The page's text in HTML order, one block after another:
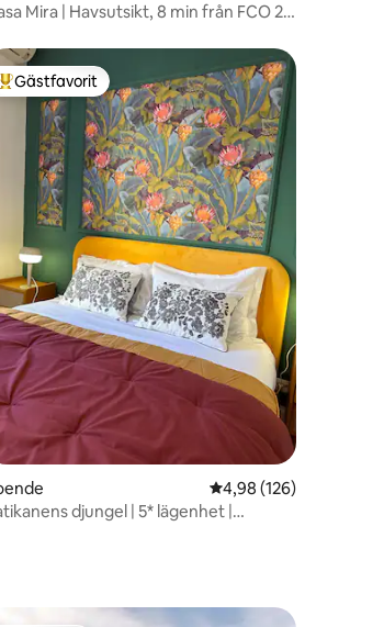
Mira | Havsutsikt, 8 min från FCO 20
betyg, 223 omdömen
gästfavorit
Gästfavorit
4,98 av 5 i
4,98 (126)
djungel | 5* lägenhet |